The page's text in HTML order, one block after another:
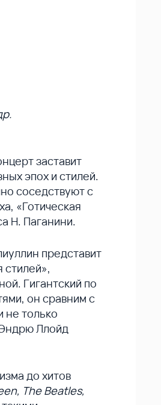
заставит
эпох и стилей.
соседствуют с
«Готическая
Н. Паганини.
представит
стилей»,
Гигантский по
он сравним с
не только
Ллойд
до хитов
The Beatles,